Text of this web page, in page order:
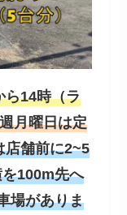
ら14時（ラ
月曜日は定
店舗前に2~5
100m先へ
場がありま